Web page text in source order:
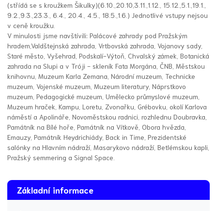
(střídá se s kroužkem Šikulky)(6.10.,20.10,3.11.,1.12., 15.12.,5.1.,19.1.,
9.2.,9.3.,23.3., 6.4., 20.4., 4.5., 18.5.,1.6.) Jednotlivé vstupy nejsou
v ceně kroužku.
V minulosti jsme navštívili: Palácové zahrady pod Pražským
hradem,Valdštejnská zahrada, Vrtbovská zahrada, Vojanovy sady,
Staré město, Vyšehrad, Podskalí-Výtoň, Chvalský zámek, Botanická
zahrada na Slupi a v Tróji - skleník Fata Morgána, ČNB, Městskou
knihovnu, Muzeum Karla Zemana, Národní muzeum, Technicke
muzeum, Vojenské muzeum, Muzeum literatury, Náprstkovo
muzeum, Pedagogické muzeum, Umělecko průmyslové muzeum,
Muzeum hraček, Kampu, Loretu, Zvonařku, Grébovku, okolí Karlova
náměstí a Apolináře, Novoměstskou radnici, rozhlednu Doubravka,
Památník na Bílé hoře, Památník na Vítkově, Obora hvězda,
Emauzy, Památník Heydrichiády, Back in Time, Prezidentské
salónky na Hlavním nádraží, Masarykovo nádraží, Betlémskou kapli,
Pražský semmering a Signal Space.
Základní informace